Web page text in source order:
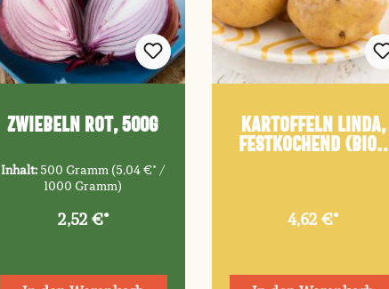
Zwiebeln rot, 500g
Inhalt: 500 Gramm (5,04 €* /
1000 Gramm)
2,52 €*
Kartoffeln Linda,
festkochend (Bio),
4,62 €*